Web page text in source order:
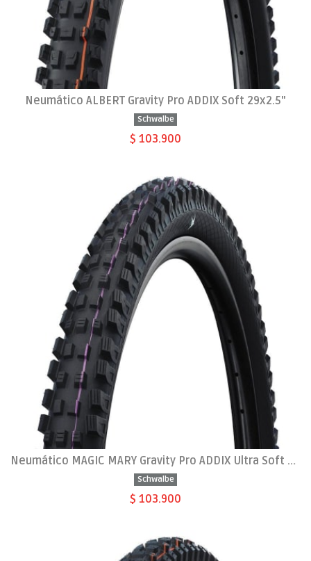
Neumático ALBERT Gravity Pro ADDIX Soft 29x2.5"
Schwalbe
$ 103.900
Neumático MAGIC MARY Gravity Pro ADDIX Ultra Soft 29x2.5"
Schwalbe
$ 103.900